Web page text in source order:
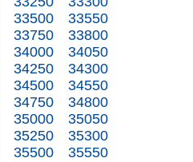
33500
33550
33750
33800
34000
34050
34250
34300
34500
34550
34750
34800
35000
35050
35250
35300
35500
35550